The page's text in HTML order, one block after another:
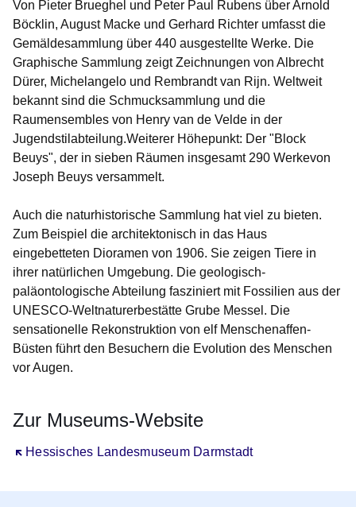
Von Pieter Brueghel und Peter Paul Rubens über Arnold
Böcklin, August Macke und Gerhard Richter umfasst die
Gemäldesammlung über 440 ausgestellte Werke. Die
Graphische Sammlung zeigt Zeichnungen von Albrecht
Dürer, Michelangelo und Rembrandt van Rijn. Weltweit
bekannt sind die Schmucksammlung und die
Raumensembles von Henry van de Velde in der
Jugendstilabteilung.Weiterer Höhepunkt: Der "Block
Beuys", der in sieben Räumen insgesamt 290 Werkevon
Joseph Beuys versammelt.
Auch die naturhistorische Sammlung hat viel zu bieten.
Zum Beispiel die architektonisch in das Haus
eingebetteten Dioramen von 1906. Sie zeigen Tiere in
ihrer natürlichen Umgebung. Die geologisch-
paläontologische Abteilung fasziniert mit Fossilien aus der
UNESCO-Weltnaturerbestätte Grube Messel . Die
sensationelle Rekonstruktion von elf Menschenaffen-
Büsten führt den Besuchern die Evolution des Menschen
vor Augen.
Zur Museums-Website
Hessisches Landesmuseum Darmstadt
Öffnet sich in einem neuen Fenster